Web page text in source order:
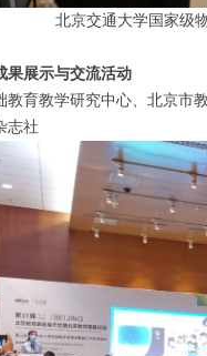
北京交通大学国家级
果展示与交流活动
育教学研究中心、北京市
志社